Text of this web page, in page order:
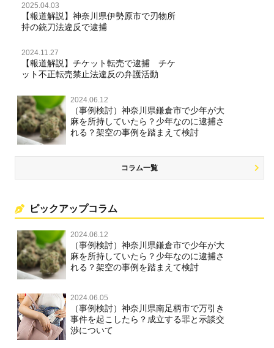
2025.04.03
【報道解説】神奈川県伊勢原市で刃物所
持の銃刀法違反で逮捕
2024.11.27
【報道解説】チケット転売で逮捕 チケ
ット不正転売禁止法違反の弁護活動
2024.06.12
（事例検討）神奈川県鎌倉市で少年が大
麻を所持していたら？少年なのに逮捕さ
れる？架空の事例を踏まえて検討
コラム一覧
ピックアップコラム
2024.06.12
（事例検討）神奈川県鎌倉市で少年が大
麻を所持していたら？少年なのに逮捕さ
れる？架空の事例を踏まえて検討
2024.06.05
（事例検討）神奈川県南足柄市で万引き
事件を起こしたら？成立する罪と示談交
渉について